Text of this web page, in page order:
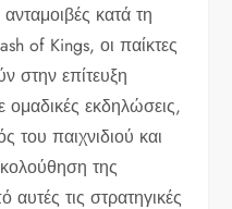
κατά τη
of Kings, οι παίκτες
στην επίτευξη
εκδηλώσεις,
του παιχνιδιού και
της
τις στρατηγικές